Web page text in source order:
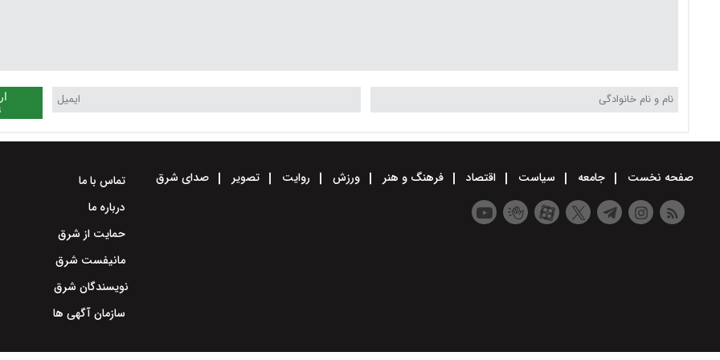
صفحه نخست جامعه سیاست اقتصاد فرهنگ و هنر ورزش روایت تصویر صدای شرق
تماس با ما
درباره ما
حمایت از شرق
مانیفست شرق
نویسندگان شرق
سازمان آگهی ها